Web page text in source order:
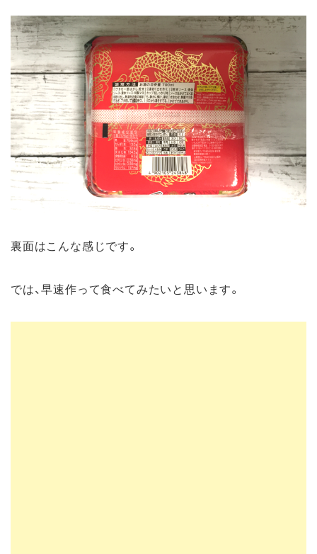
裏面はこんな感じです。
では、早速作って食べてみたいと思います。